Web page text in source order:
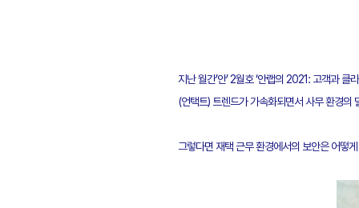
지난 월간’안’ 2월호 ‘안랩의 2021: 고객과
(언택트) 트렌드가 가속화되면서 사무 환경의
그렇다면 재택 근무 환경에서의 보안은 어떻